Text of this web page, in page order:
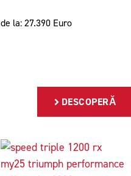
de la: 27.390 Euro
DESCOPERĂ